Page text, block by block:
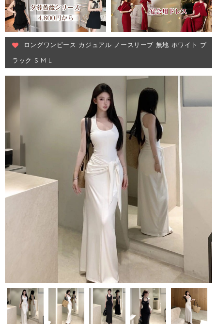
ロングワンピース カジュアル ノースリーブ 無地 ホワイト ブ
ラック S M L